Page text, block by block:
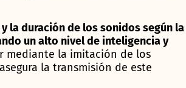
la duración de los sonidos según la
un alto nivel de inteligencia y
mediante la imitación de los
la transmisión de este